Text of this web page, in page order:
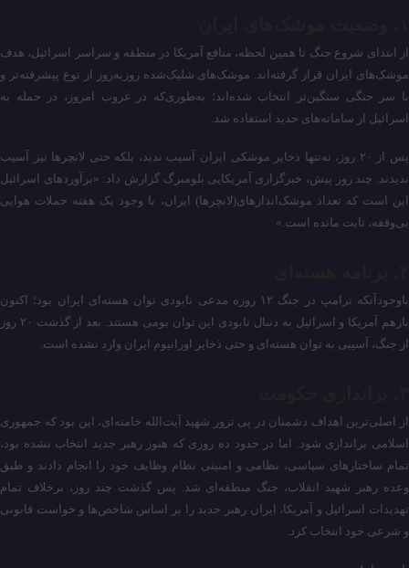
از ابتدای شروع جنگ تا همین لحظه، منافع آمریکا در منطقه و سراسر اسرائیل، هدف
موشک‌های ایران قرار گرفته‌اند. موشک‌های شلیک‌شده روزبه‌روز از نوع پیشرفته‌تر و
با سر جنگی سنگین‌تر انتخاب شده‌اند؛ به‌طوری‌که در غروب امروز، در حمله به
اسرائیل از سامانه‌های جدید استفاده شد.
پس از ۲۰ روز، نه‌تنها ذخایر موشکی ایران آسیب ندید، بلکه حتی لانچرها نیز آسیب
ندیدند. چند روز پیش، خبرگزاری آمریکایی بلومبرگ گزارش داد: «برآوردهای اسرائیل
این است که تعداد موشک‌اندازهای(لانچرها) ایران، با وجود یک هفته حملات هوایی
بی‌وقفه، ثابت مانده است.»
باوجودآنکه ترامپ در جنگ ۱۲ روزه مدعی نابودی توان هسته‌ای ایران بود؛ اکنون
بازهم آمریکا و اسرائیل به دنبال نابودی این توان بومی هستند. بعد از گذشت ۲۰ روز
از جنگ، آسیبی به توان هسته‌ای و حتی ذخایر اورانیوم ایران وارد نشده است.
از اصلی‌ترین اهداف دشمنان در پی ترور شهید آیت‌الله خامنه‌ای، این بود که جمهوری
اسلامی براندازی شود. اما در حدود ده روزی که هنوز رهبر جدید انتخاب نشده بود،
تمام ساختارهای سیاسی، نظامی و امنیتی نظام وظایف خود را انجام دادند و طبق
وعده رهبر شهید انقلاب، جنگ منطقه‌ای شد. پس گذشت چند روز، برخلاف تمام
تهدیدات اسرائیل و آمریکا، ایران رهبر جدید را بر اساس شاخص‌ها و خواست قانونی
و شرعی خود انتخاب کرد.